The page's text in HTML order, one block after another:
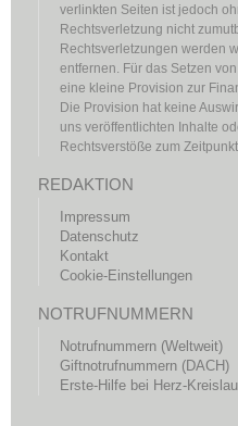
verlinkten Seiten ist jedoch
Rechtsverletzung nicht
Rechtsverletzungen werden
entfernen. Für das Setzen
eine kleine Provision zur
Die Provision hat keine
uns veröffentlichten Inhalte
Rechtsverstöße zum
REDAKTION
Impressum
Datenschutz
Kontakt
Cookie-Einstellungen
NOTRUFNUMMERN
Notrufnummern (Weltweit)
Giftnotrufnummern (DACH)
Erste-Hilfe bei Herz-